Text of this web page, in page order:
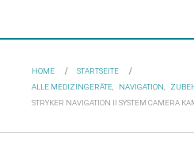
HOME
STARTSEITE
ALLE MEDIZINGERÄTE
NAVIGATION
STRYKER NAVIGATION II SYSTEM CAMERA